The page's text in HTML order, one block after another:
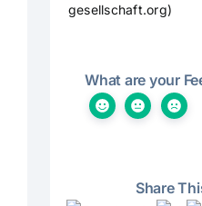
gesellschaft.org)
What are your
Share